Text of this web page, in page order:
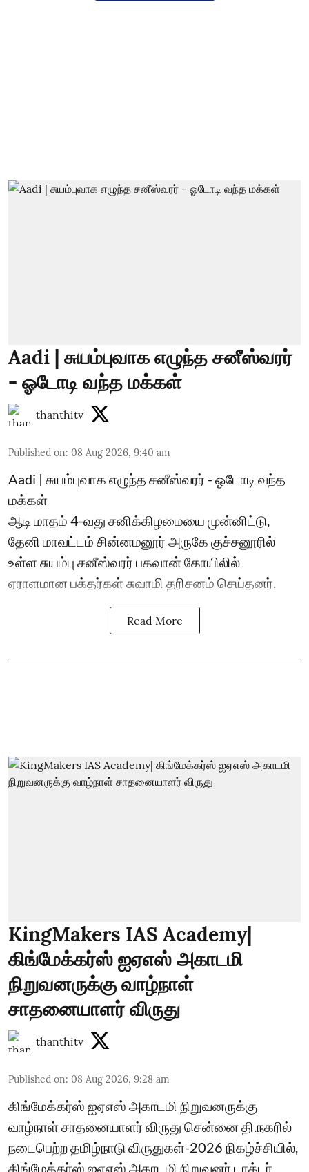
Aadi | சுயம்புவாக எழுந்த சனீஸ்வரர்
- ஓடோடி வந்த மக்கள்
thanthitv
Published on: 08 Aug 2026, 9:40 am
Aadi | சுயம்புவாக எழுந்த சனீஸ்வரர் - ஓடோடி வந்த
மக்கள்
ஆடி மாதம் 4-வது சனிக்கிழமையை முன்னிட்டு,
தேனி மாவட்டம் சின்னமனூர் அருகே குச்சனூரில்
உள்ள சுயம்பு சனீஸ்வரர் பகவான் கோயிலில்
ஏராளமான பக்தர்கள் சுவாமி தரிசனம் செய்தனர்.
Read More
KingMakers IAS Academy|
கிங்மேக்கர்ஸ் ஐஏஎஸ் அகாடமி
நிறுவனருக்கு வாழ்நாள்
சாதனையாளர் விருது
thanthitv
Published on: 08 Aug 2026, 9:28 am
கிங்மேக்கர்ஸ் ஐஏஎஸ் அகாடமி நிறுவனருக்கு
வாழ்நாள் சாதனையாளர் விருது சென்னை தி.நகரில்
நடைபெற்ற தமிழ்நாடு விருதுகள்-2026 நிகழ்ச்சியில்,
கிங்மேக்கர்ஸ் ஐஏஎஸ் அகாடமி நிறுவனர் டாக்டர்